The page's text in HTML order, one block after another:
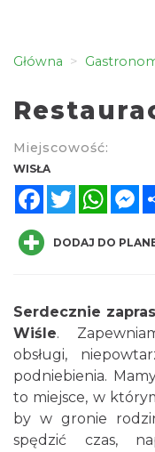
Główna
Miejscowość:
WISŁA
FacebookTwitter
DODAJ DO
Serdecznie
Wiśle.
obsługi,
podniebienia.
to miejsce, w
by w gronie
spędzić czas,